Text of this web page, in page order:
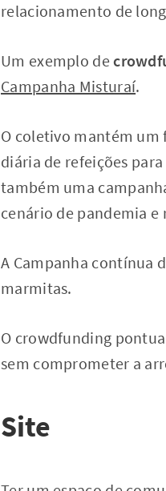
relacionamento de
Um exemplo de
Campanha Misturaí.
O coletivo mantém
diária de refeições
também uma
cenário de pandemia
A Campanha contínua
marmitas.
O crowdfunding
sem comprometer a
Site